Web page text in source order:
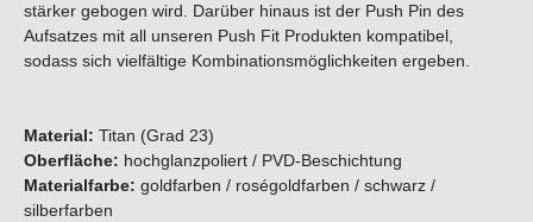
stärker gebogen wird. Darüber hinaus ist der Push Pin des
Aufsatzes mit all unseren Push Fit Produkten kompatibel,
sodass sich vielfältige Kombinationsmöglichkeiten ergeben.
Material: Titan (Grad 23)
Oberfläche: hochglanzpoliert / PVD-Beschichtung
Materialfarbe: goldfarben / roségoldfarben / schwarz /
silberfarben